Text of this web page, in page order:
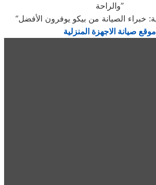
والراحة”
موقع صيانة الاجهزة المنزلية